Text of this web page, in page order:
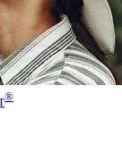
®